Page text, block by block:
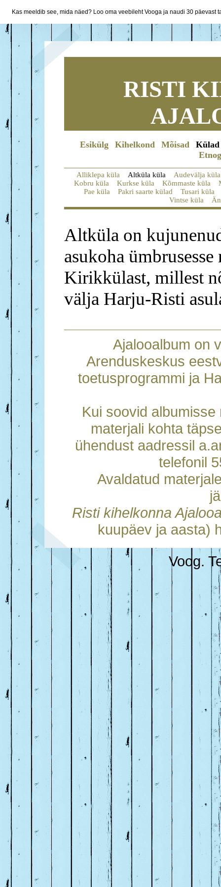
RISTI
Esikülg Kihelkond Mõisad
Külad
Alliklepa küla Altküla küla
Audevälja küla
Kobru küla
Kurkse küla Kõmmaste küla
Pae küla
Pakri saarte külad
Tusari küla
Vintse küla
Altküla on
asukoha
Kirikkülast, millest
välja Harju-Risti
Ajalooalbum on
Arenduskeskus
toetusprogrammi ja
Kui soovid
materjali kohta
ühendust aadressil
telefonil
Avaldatud
Risti kihelkonna
kuupäev ja aasta)
Voog.
Kas meeldib see, mida näed? Loo oma veebileht Vooga ja naudi 30 päevast